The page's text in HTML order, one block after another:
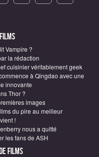
Vampire ?
la rédaction
cuisinier véritablement geek
à Qingdao avec une
innovante
Thor ?
images
du pire au meilleur
!
nous a quitté
les fans de ASH
Films